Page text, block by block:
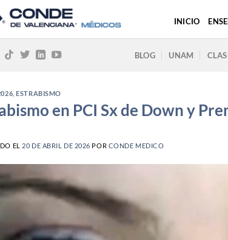
INICIO
BLOG UNAM
,ESTRABISMO
en PCI Sx de Down y
EL 20 DE ABRIL DE 2026 POR CONDE MEDICO